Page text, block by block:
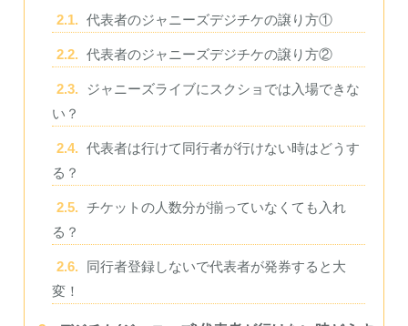
2.1. 代表者のジャニーズデジチケの譲り方①
2.2. 代表者のジャニーズデジチケの譲り方②
2.3.
ジャニーズライブにスクショでは入場できな
い？
2.4. 代表者は行けて同行者が行けない時はどうす
る？
2.5. チケットの人数分が揃っていなくても入れ
る？
2.6.
同行者登録しないで代表者が発券すると大
変！